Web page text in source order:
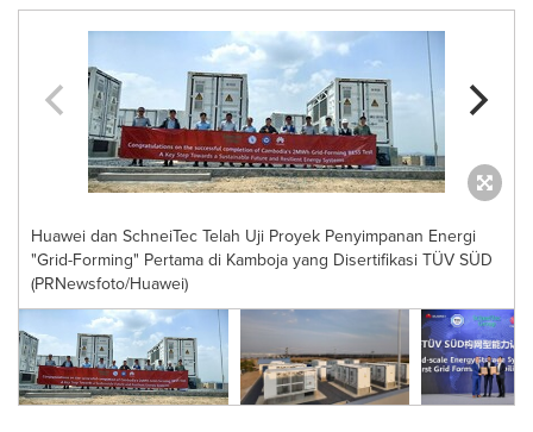
Huawei dan SchneiTec Telah Uji Proyek Penyimpanan Energi
"Grid-Forming" Pertama di Kamboja yang Disertifikasi TÜV SÜD
(PRNewsfoto/Huawei)